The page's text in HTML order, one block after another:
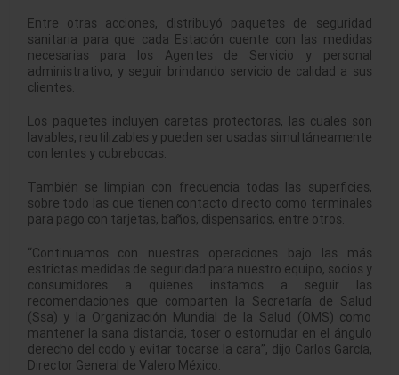
Entre otras acciones, distribuyó paquetes de seguridad
sanitaria para que cada Estación cuente con las medidas
necesarias para los Agentes de Servicio y personal
administrativo, y seguir brindando servicio de calidad a sus
clientes.
Los paquetes incluyen caretas protectoras, las cuales son
lavables, reutilizables y pueden ser usadas simultáneamente
con lentes y cubrebocas.
También se limpian con frecuencia todas las superficies,
sobre todo las que tienen contacto directo como terminales
para pago con tarjetas, baños, dispensarios, entre otros.
“Continuamos con nuestras operaciones bajo las más
estrictas medidas de seguridad para nuestro equipo, socios y
consumidores a quienes instamos a seguir las
recomendaciones que comparten la Secretaría de Salud
(Ssa) y la Organización Mundial de la Salud (OMS) como
mantener la sana distancia, toser o estornudar en el ángulo
derecho del codo y evitar tocarse la cara”, dijo Carlos García,
Director General de Valero México.